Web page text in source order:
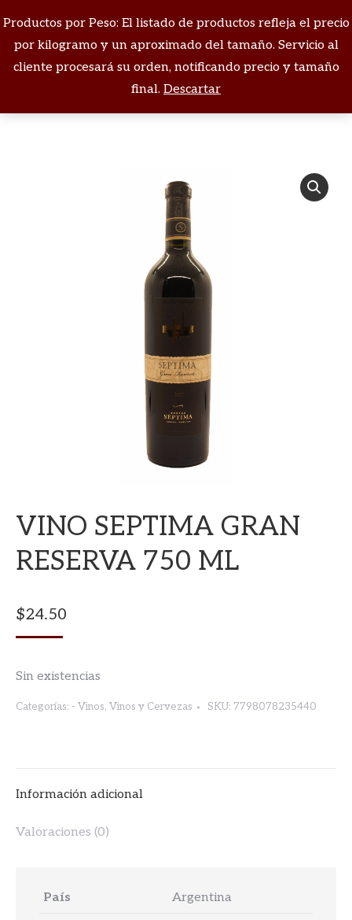
Productos por Peso: El listado de productos refleja el precio
por kilogramo y un aproximado del tamaño. Servicio al
cliente procesará su orden, notificando precio y tamaño
final. Descartar
Buscar:
Estás aquí:
VINO SEPTIMA GRAN
RESERVA 750 ML
$24.50
Sin existencias
Categorías: - Vinos, Vinos y Cervezas SKU: 7798078235440
Información adicional
Valoraciones (0)
País Argentina